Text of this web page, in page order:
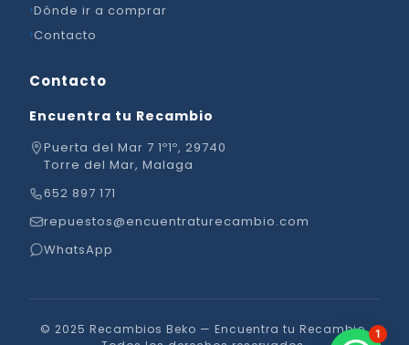
Dónde ir a comprar
Contacto
Contacto
Encuentra tu Recambio
Puerta del Mar 7 1º1º, 29740
Torre del Mar, Malaga
652 897 171
repuestos@encuentraturecambio.com
WhatsApp
© 2025 Recambios Beko — Encuentra tu Recambio. 1